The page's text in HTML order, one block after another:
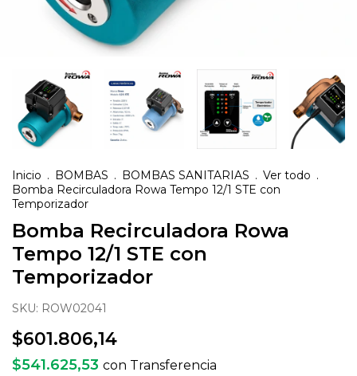
Inicio . BOMBAS . BOMBAS SANITARIAS . Ver todo .
Bomba Recirculadora Rowa Tempo 12/1 STE con
Temporizador
Bomba Recirculadora Rowa
Tempo 12/1 STE con
Temporizador
SKU: ROW02041
$601.806,14
$541.625,53 con Transferencia